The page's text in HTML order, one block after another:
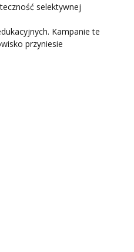
selektywnej
Kampanie te
przyniesie